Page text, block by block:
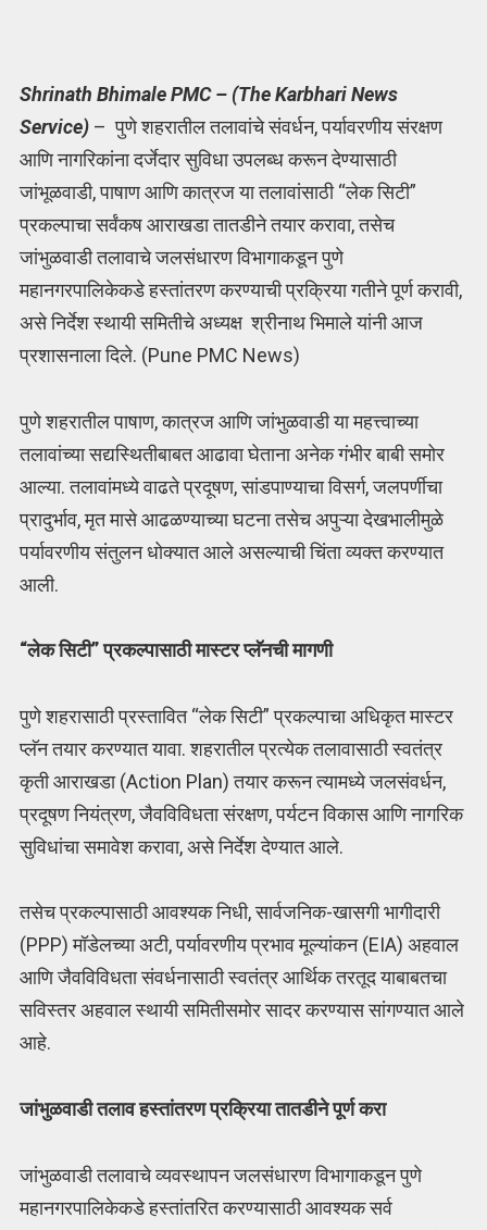
Shrinath Bhimale PMC – (The Karbhari News
Service) – पुणे शहरातील तलावांचे संवर्धन, पर्यावरणीय संरक्षण
आणि नागरिकांना दर्जेदार सुविधा उपलब्ध करून देण्यासाठी
जांभूळवाडी, पाषाण आणि कात्रज या तलावांसाठी “लेक सिटी”
प्रकल्पाचा सर्वंकष आराखडा तातडीने तयार करावा, तसेच
जांभुळवाडी तलावाचे जलसंधारण विभागाकडून पुणे
महानगरपालिकेकडे हस्तांतरण करण्याची प्रक्रिया गतीने पूर्ण करावी,
असे निर्देश स्थायी समितीचे अध्यक्ष श्रीनाथ भिमाले यांनी आज
प्रशासनाला दिले. (Pune PMC News)
पुणे शहरातील पाषाण, कात्रज आणि जांभुळवाडी या महत्त्वाच्या
तलावांच्या सद्यस्थितीबाबत आढावा घेताना अनेक गंभीर बाबी समोर
आल्या. तलावांमध्ये वाढते प्रदूषण, सांडपाण्याचा विसर्ग, जलपर्णीचा
प्रादुर्भाव, मृत मासे आढळण्याच्या घटना तसेच अपुऱ्या देखभालीमुळे
पर्यावरणीय संतुलन धोक्यात आले असल्याची चिंता व्यक्त करण्यात
आली.
“लेक सिटी” प्रकल्पासाठी मास्टर प्लॅनची मागणी
पुणे शहरासाठी प्रस्तावित “लेक सिटी” प्रकल्पाचा अधिकृत मास्टर
प्लॅन तयार करण्यात यावा. शहरातील प्रत्येक तलावासाठी स्वतंत्र
कृती आराखडा (Action Plan) तयार करून त्यामध्ये जलसंवर्धन,
प्रदूषण नियंत्रण, जैवविविधता संरक्षण, पर्यटन विकास आणि नागरिक
सुविधांचा समावेश करावा, असे निर्देश देण्यात आले.
तसेच प्रकल्पासाठी आवश्यक निधी, सार्वजनिक-खासगी भागीदारी
(PPP) मॉडेलच्या अटी, पर्यावरणीय प्रभाव मूल्यांकन (EIA) अहवाल
आणि जैवविविधता संवर्धनासाठी स्वतंत्र आर्थिक तरतूद याबाबतचा
सविस्तर अहवाल स्थायी समितीसमोर सादर करण्यास सांगण्यात आले
आहे.
जांभुळवाडी तलाव हस्तांतरण प्रक्रिया तातडीने पूर्ण करा
जांभुळवाडी तलावाचे व्यवस्थापन जलसंधारण विभागाकडून पुणे
महानगरपालिकेकडे हस्तांतरित करण्यासाठी आवश्यक सर्व